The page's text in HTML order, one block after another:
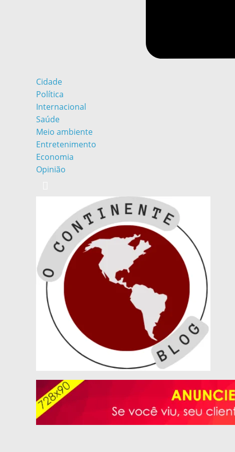
Cidade
Política
Internacional
Saúde
Meio ambiente
Entretenimento
Economia
Opinião